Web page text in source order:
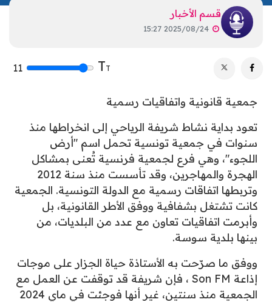
قسم الأخبار
2025/08/24 15:27
TT
11
جمعية قانونية واتفاقيات رسمية
تعود بداية نشاط شريفة الرياحي إلى انخراطها منذ
سنوات في جمعية تونسية تحمل اسم "أرض
اللجوء"، وهي فرع لجمعية فرنسية تُعنى بمشاكل
الهجرة والمهاجرين، وقد تأسست منذ سنة 2012
وتربطها اتفاقات رسمية مع الدولة التونسية. الجمعية
كانت تشتغل بشفافية ووفق الأطر القانونية، بل
وأبرمت اتفاقيات تعاون مع عدد من البلديات، من
بينها بلدية سوسة.
ووفق ما صرّحت به الأستاذة حياة الجزار على موجات
إذاعة Son FM ، فإن شريفة قد توقفت عن العمل مع
الجمعية منذ سنتين، غير أنها فوجئت في ماي 2024